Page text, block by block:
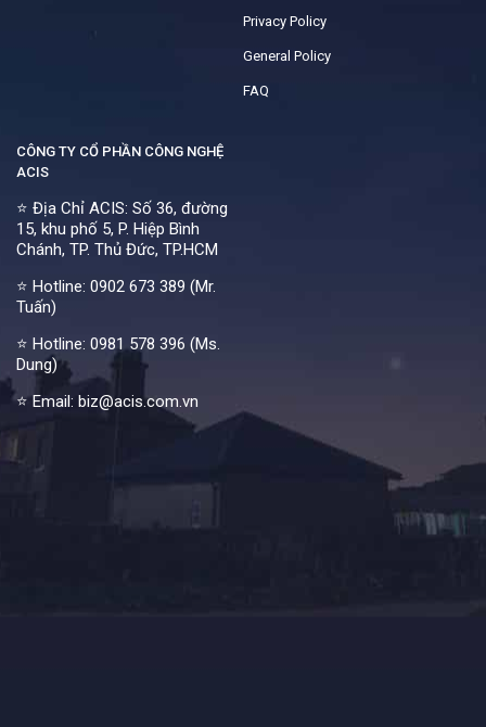
Privacy Policy
General Policy
FAQ
CÔNG TY CỔ PHẦN CÔNG NGHỆ
ACIS
⭐ Địa Chỉ ACIS: Số 36, đường
15, khu phố 5, P. Hiệp Bình
Chánh, TP. Thủ Đức, TP.HCM
⭐ Hotline: 0902 673 389 (Mr.
Tuấn)
⭐ Hotline: 0981 578 396 (Ms.
Dung)
⭐ Email: biz@acis.com.vn